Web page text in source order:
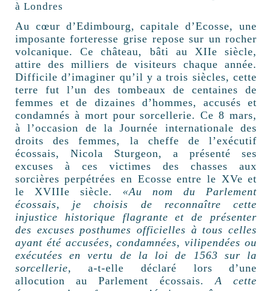
à Londres
Au cœur d’Edimbourg, capitale d’Ecosse, une
imposante forteresse grise repose sur un rocher
volcanique. Ce château, bâti au XIIe siècle,
attire des milliers de visiteurs chaque année.
Difficile d’imaginer qu’il y a trois siècles, cette
terre fut l’un des tombeaux de centaines de
femmes et de dizaines d’hommes, accusés et
condamnés à mort pour sorcellerie. Ce 8 mars,
à l’occasion de la Journée internationale des
droits des femmes, la cheffe de l’exécutif
écossais, Nicola Sturgeon, a présenté ses
excuses à ces victimes des chasses aux
sorcières perpétrées en Ecosse entre le XVe et
le XVIIIe siècle. «Au nom du Parlement
écossais, je choisis de reconnaître cette
injustice historique flagrante et de présenter
des excuses posthumes officielles à tous celles
ayant été accusées, condamnées, vilipendées ou
exécutées en vertu de la loi de 1563 sur la
sorcellerie,a-t-elle déclaré lors d’une
allocution au Parlement écossais.A cette